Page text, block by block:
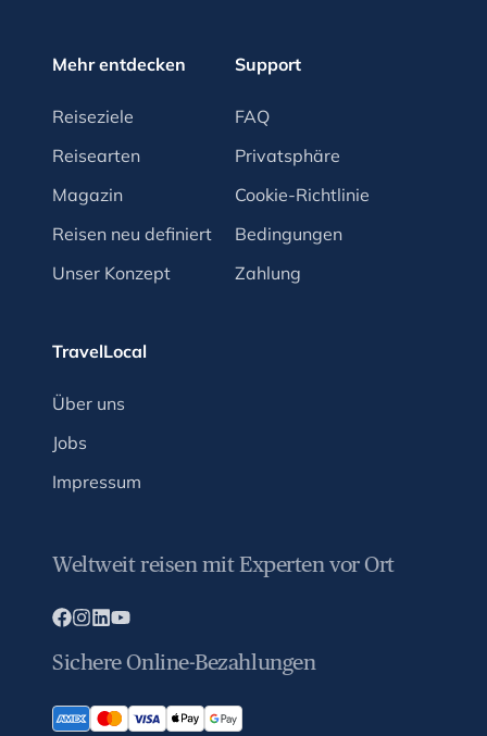
Mehr entdecken
Reiseziele
Reisearten
Magazin
Reisen neu definiert
Unser Konzept
Support
FAQ
Privatsphäre
Cookie-Richtlinie
Bedingungen
Zahlung
TravelLocal
Über uns
Jobs
Impressum
Weltweit reisen mit Experten vor Ort
Sichere Online-Bezahlungen